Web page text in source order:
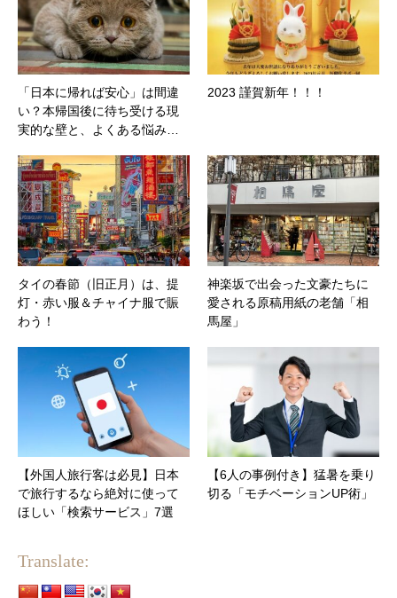
「日本に帰れば安心」は間違
い？本帰国後に待ち受ける現
実的な壁と、よくある悩み…
2023 謹賀新年！！！
タイの春節（旧正月）は、提
灯・赤い服＆チャイナ服で賑
わう！
神楽坂で出会った文豪たちに
愛される原稿用紙の老舗「相
馬屋」
【外国人旅行客は必見】日本
で旅行するなら絶対に使って
ほしい「検索サービス」7選
【6人の事例付き】猛暑を乗り
切る「モチベーションUP術」
Translate: